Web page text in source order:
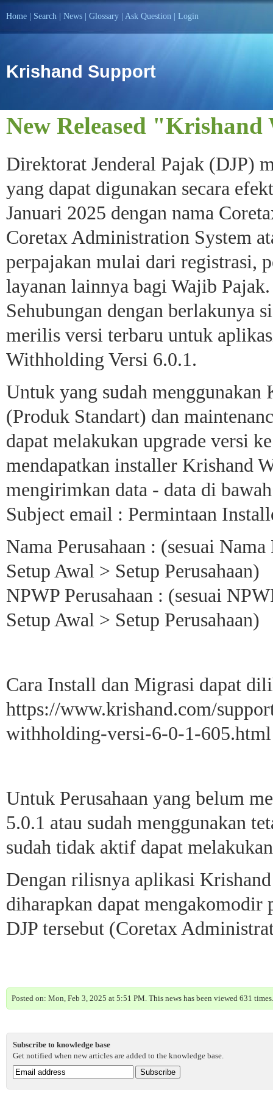
Home Search News Glossary Ask Question Login
Krishand Support
New Released
Direktorat Jenderal Pajak (DJP)
yang dapat digunakan secara
Januari 2025 dengan nama
Coretax Administration System
perpajakan mulai dari registrasi,
layanan lainnya bagi Wajib Pajak.
Sehubungan dengan berlakunya
merilis versi terbaru untuk
Withholding Versi 6.0.1.
Untuk yang sudah
(Produk Standart) dan
dapat melakukan upgrade versi
mendapatkan installer Krishand
mengirimkan data - data di
Subject email : Permintaan
Nama Perusahaan : (sesuai
Setup Awal > Setup Perusahaan)
NPWP Perusahaan : (sesuai
Setup Awal > Setup Perusahaan)
Cara Install dan Migrasi dapat
https://www.krishand.com/
withholding-versi-6-0-1-605.html
Untuk Perusahaan yang belum
5.0.1 atau sudah menggunakan
sudah tidak aktif dapat
Dengan rilisnya aplikasi
diharapkan dapat mengakomodir
DJP tersebut (Coretax
Posted on: Mon, Feb 3, 2025 at 5:51 PM. This news has been viewed 631 times.
Subscribe to knowledge base
Get notified when new articles are added to the knowledge base.